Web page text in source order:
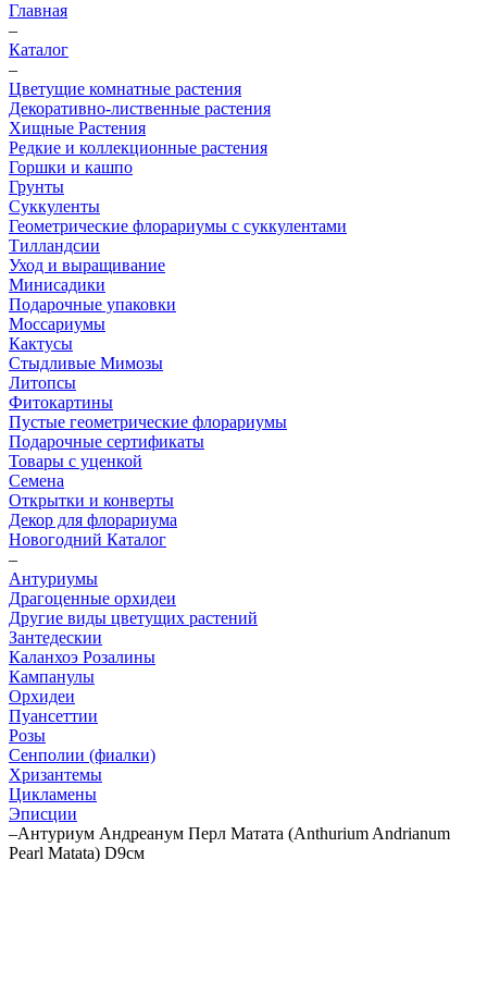
Главная
–
Каталог
–
Цветущие комнатные растения
Декоративно-лиственные растения
Хищные Растения
Редкие и коллекционные растения
Горшки и кашпо
Грунты
Суккуленты
Геометрические флорариумы с суккулентами
Тилландсии
Уход и выращивание
Минисадики
Подарочные упаковки
Моссариумы
Кактусы
Стыдливые Мимозы
Литопсы
Фитокартины
Пустые геометрические флорариумы
Подарочные сертификаты
Товары с уценкой
Семена
Открытки и конверты
Декор для флорариума
Новогодний Каталог
–
Антуриумы
Драгоценные орхидеи
Другие виды цветущих растений
Зантедескии
Каланхоэ Розалины
Кампанулы
Орхидеи
Пуансеттии
Розы
Сенполии (фиалки)
Хризантемы
Цикламены
Эписции
–Антуриум Андреанум Перл Матата (Anthurium Andrianum
Pearl Matata) D9см